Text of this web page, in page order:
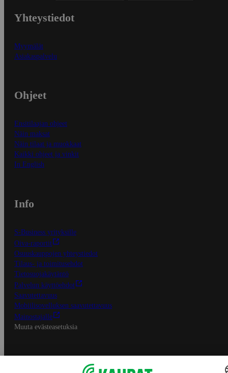
Yhteystiedot
Myymälät
Asiakaspalvelu
Ohjeet
Ensitilaajan ohjeet
Näin maksat
Näin tilaat ja muokkaat
Kaikki ohjeet ja vinkit
In English
Info
S-Business yrityksille
Oiva-raportit
Osuuskauppojen yhteystiedot
Tilaus- ja toimitusehdot
Tietosuojakäytäntö
Palvelun käyttöehdot
Saavutettavuus
Mobiilisovelluksen saavutettavuus
Mainostajalle
Muuta evästeasetuksia
S-ryhmän palvelut